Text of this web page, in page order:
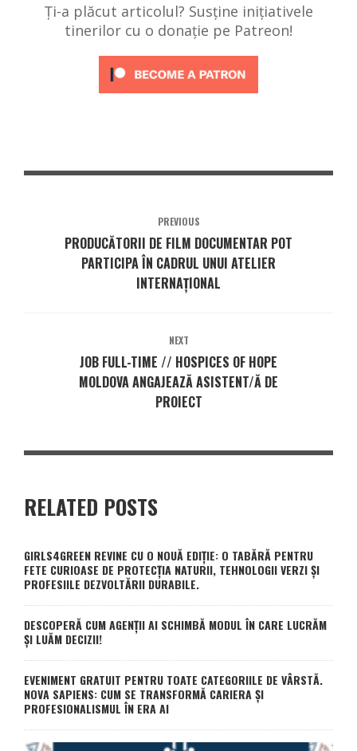
Ți-a plăcut articolul? Susține inițiativele
tinerilor cu o donație pe Patreon!
PREVIOUS
PRODUCĂTORII DE FILM DOCUMENTAR POT
PARTICIPA ÎN CADRUL UNUI ATELIER
INTERNAȚIONAL
NEXT
JOB FULL-TIME // HOSPICES OF HOPE
MOLDOVA ANGAJEAZĂ ASISTENT/Ă DE
PROIECT
RELATED POSTS
GIRLS4GREEN REVINE CU O NOUĂ EDIȚIE: O TABĂRĂ PENTRU
FETE CURIOASE DE PROTECȚIA NATURII, TEHNOLOGII VERZI ȘI
PROFESIILE DEZVOLTĂRII DURABILE.
DESCOPERĂ CUM AGENȚII AI SCHIMBĂ MODUL ÎN CARE LUCRĂM
ȘI LUĂM DECIZII!
EVENIMENT GRATUIT PENTRU TOATE CATEGORIILE DE VÂRSTĂ.
NOVA SAPIENS: CUM SE TRANSFORMĂ CARIERA ȘI
PROFESIONALISMUL ÎN ERA AI